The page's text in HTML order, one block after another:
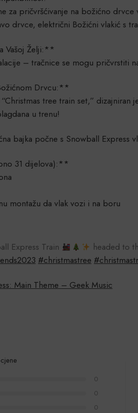
za pričvršćivanje na božićno
drvce, električni Božićni vlakić s
Vašoj Želji:**
– tračnice se mogu pričvrstiti
Drvcu:**
tree train set,”
u trenu!
bajka počne s Snowball Express
31 dijelova):**
montažu da vlak vozi i na boru
Express Train
headed to
#christmastree
Main Theme – Geek Music
0
0
0